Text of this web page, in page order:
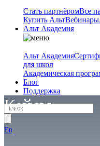
Стать партнёромВсе
Купить АльтВебинары
Альт Академия
Альт Академия
для школ
Академическая
Блог
Поддержка
En
Кейсы